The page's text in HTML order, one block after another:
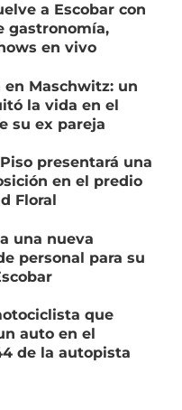
a Escobar con
gastronomía,
en vivo
en Maschwitz: un
la vida en el
su ex pareja
presentará una
en el predio
Floral
una nueva
personal para su
que
auto en el
de la autopista